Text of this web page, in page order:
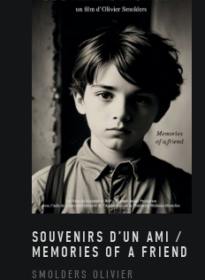
SOUVENIRS D’UN AMI /
MEMORIES OF A FRIEND
SMOLDERS OLIVIER